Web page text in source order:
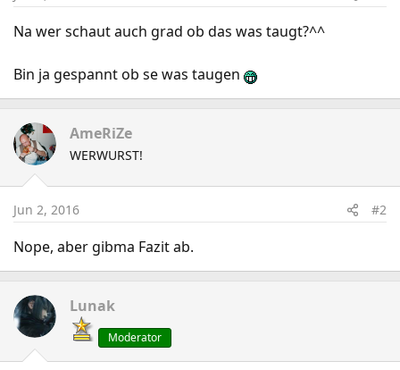
t
a
e
r
t
e
Na wer schaut auch grad ob das was taugt?^^
Bin ja gespannt ob se was taugen
AmeRiZe
WERWURST!
Jun 2, 2016 #2
Nope, aber gibma Fazit ab.
Lunak
Moderator